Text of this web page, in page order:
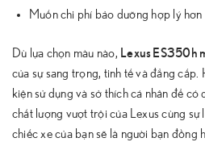
Muốn chi phí bảo dưỡng hợp lý hơn
Dù lựa chọn màu nào, Lexus ES350h
của sự sang trọng, tinh tế và đẳng cấp.
kiện sử dụng và sở thích cá nhân để
chất lượng vượt trội của Lexus cùng sự
chiếc xe của bạn sẽ là người bạn đồng